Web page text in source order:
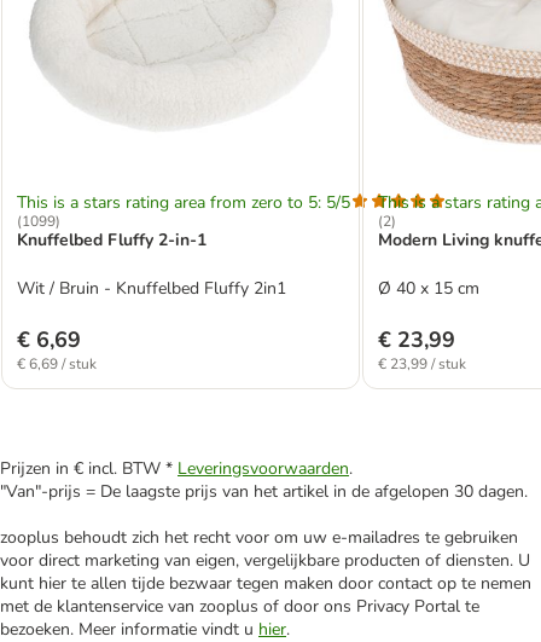
This is a stars rating area from zero to 5: 5/5
(1099)
Knuffelbed Fluffy 2-in-1
Wit / Bruin - Knuffelbed Fluffy 2in1
€ 6,69
€ 6,69 / stuk
This is a stars rating
(2)
Modern Living
Ø 40 x 15 cm
€ 23,99
€ 23,99 / stuk
Prijzen in € incl. BTW * Leveringsvoorwaarden.
"Van"-prijs = De laagste prijs van het artikel in de afgelopen 30 dagen.
zooplus behoudt zich het recht voor om uw e-mailadres te gebruiken
voor direct marketing van eigen, vergelijkbare producten of diensten. U
kunt hier te allen tijde bezwaar tegen maken door contact op te nemen
met de klantenservice van zooplus of door ons Privacy Portal te
bezoeken. Meer informatie vindt u hier.